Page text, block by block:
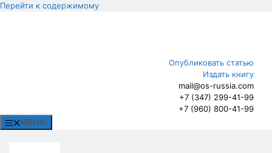
Перейти к содержимому
Опубликовать статью
Издать книгу
mail@os-russia.com
+7 (347) 299-41-99
+7 (960) 800-41-99
МЕНЮ